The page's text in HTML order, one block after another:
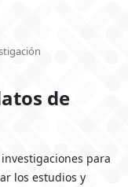
de
para
los estudios y